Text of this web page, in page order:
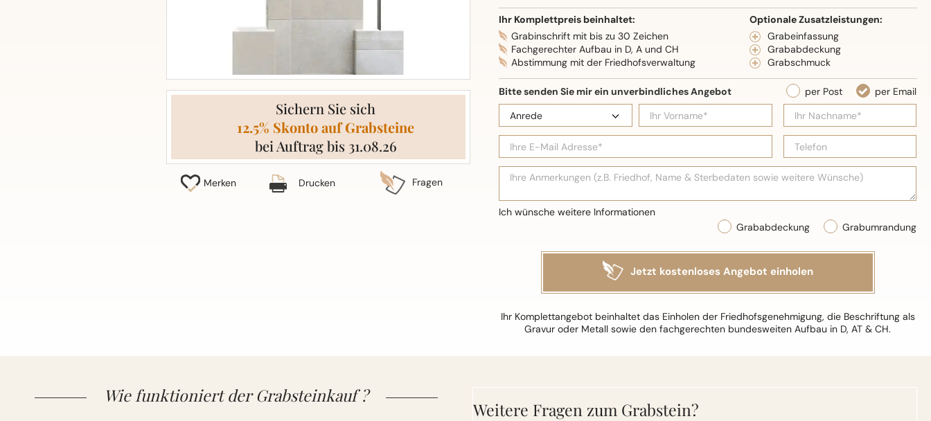
Sichern Sie sich
12.5% Skonto auf Grabsteine
bei Auftrag bis 31.08.26
Merken Drucken Fragen
Ihr Komplettpreis beinhaltet:
Grabinschrift mit bis zu 30 Zeichen
Fachgerechter Aufbau in D, A und CH
Abstimmung mit der Friedhofsverwaltung
Optionale Zusatzleistungen:
Grabeinfassung
Grababdeckung
Grabschmuck
Grabumrandung
Grababdeckung
Ihr Komplettangebot beinhaltet das Einholen der Friedhofsgenehmigung, die Beschriftung als
Gravur oder Metall sowie den fachgerechten bundesweiten Aufbau in D, AT & CH.
Wie funktioniert der Grabsteinkauf ?
Weitere Fragen zum Grabstein?